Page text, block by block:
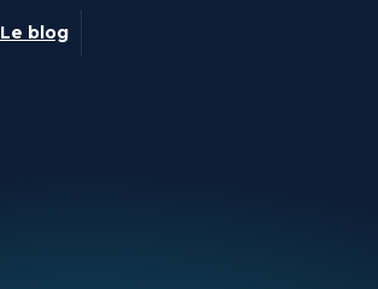
Le blog